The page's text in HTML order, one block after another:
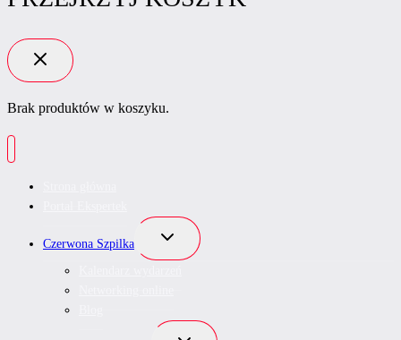
Brak produktów w koszyku.
Czerwona Szpilka
Przełącz
podrzędne
Przełącz